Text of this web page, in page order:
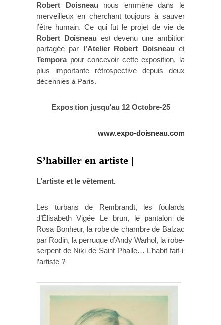
Robert Doisneau nous emmène dans le
merveilleux en cherchant toujours à sauver
l’être humain. Ce qui fut le projet de vie de
Robert Doisneau est devenu une ambition
partagée par l’Atelier Robert Doisneauet
Temporapour concevoir cette exposition, la
plus importante rétrospective depuis deux
décennies à Paris.
Exposition jusqu’au 12 Octobre-25
www.expo-doisneau.com
S’habiller en artiste |
L’artiste et le vêtement.
Les turbans de Rembrandt, les foulards
d’Élisabeth Vigée Le brun, le pantalon de
Rosa Bonheur, la robe de chambre de Balzac
par Rodin, la perruque d’Andy Warhol, la robe-
serpent de Niki de Saint Phalle… L’habit fait-il
l’artiste ?